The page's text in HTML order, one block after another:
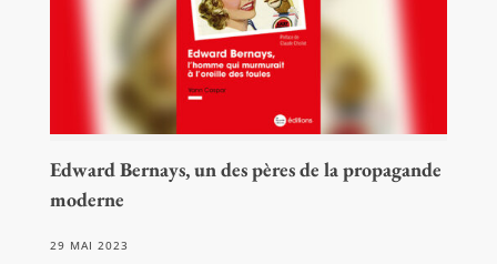
Edward Bernays, un des pères de la propagande
moderne
29 MAI 2023